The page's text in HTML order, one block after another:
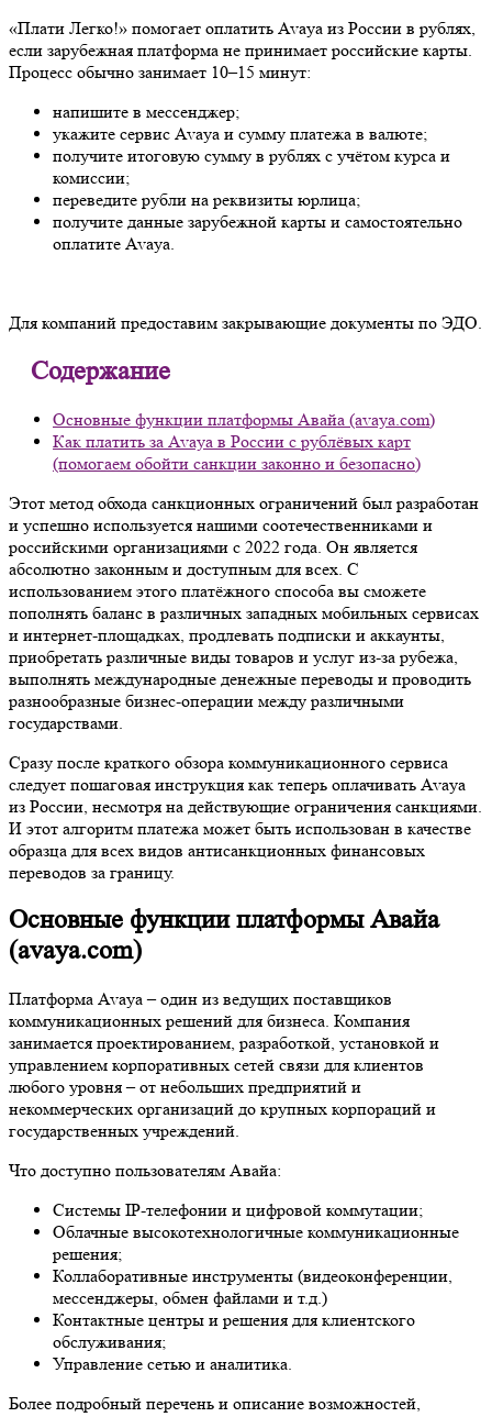
«Плати Легко!» помогает оплатить Avaya из России в рублях,
если зарубежная платформа не принимает российские карты.
Процесс обычно занимает 10–15 минут:
напишите в мессенджер;
укажите сервис Avaya и сумму платежа в валюте;
получите итоговую сумму в рублях с учётом курса и
комиссии;
переведите рубли на реквизиты юрлица;
получите данные зарубежной карты и самостоятельно
оплатите Avaya.
Для компаний предоставим закрывающие документы по ЭДО.
Содержание
Основные функции платформы Авайа (avaya.com)
Как платить за Avaya в России с рублёвых карт
(помогаем обойти санкции законно и безопасно)
Этот метод обхода санкционных ограничений был разработан
и успешно используется нашими соотечественниками и
российскими организациями с 2022 года. Он является
абсолютно законным и доступным для всех. С
использованием этого платёжного способа вы сможете
пополнять баланс в различных западных мобильных сервисах
и интернет-площадках, продлевать подписки и аккаунты,
приобретать различные виды товаров и услуг из-за рубежа,
выполнять международные денежные переводы и проводить
разнообразные бизнес-операции между различными
государствами.
Сразу после краткого обзора коммуникационного сервиса
следует пошаговая инструкция как теперь оплачивать Avaya
из России, несмотря на действующие ограничения санкциями.
И этот алгоритм платежа может быть использован в качестве
образца для всех видов антисанкционных финансовых
переводов за границу.
Основные функции платформы Авайа
(avaya.com)
Платформа Avaya – один из ведущих поставщиков
коммуникационных решений для бизнеса. Компания
занимается проектированием, разработкой, установкой и
управлением корпоративных сетей связи для клиентов
любого уровня – от небольших предприятий и
некоммерческих организаций до крупных корпораций и
государственных учреждений.
Что доступно пользователям Авайа:
Системы IP-телефонии и цифровой коммутации;
Облачные высокотехнологичные коммуникационные
решения;
Коллаборативные инструменты (видеоконференции,
мессенджеры, обмен файлами и т.д.)
Контактные центры и решения для клиентского
обслуживания;
Управление сетью и аналитика.
Более подробный перечень и описание возможностей,